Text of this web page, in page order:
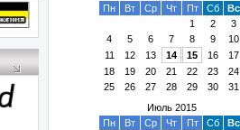
Пн
Вт Ср Чт Пт Сб
Вс
1
2
3
4
5 6 7 8 9
10
11
12 13 14 15 16
17
18
19 20 21 22 23
24
25
26 27 28 29 30
31
Июль 2015
Пн
Вт Ср Чт Пт Сб
Вс